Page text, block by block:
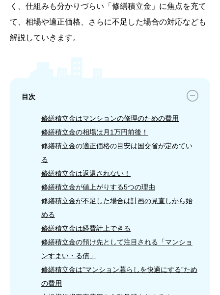
く、仕組みも分かりづらい「修繕積立金」に焦点を充て
て、相場や適正価格、さらに不足した場合の対応なども
解説していきます。
目次
修繕積立金はマンションの修理のための費用
修繕積立金の相場は月1万円前後！
修繕積立金の適正価格の目安は国交省が定めてい
る
修繕積立金は返還されない！
修繕積立金が値上がりする5つの理由
修繕積立金が不足した場合は計画の見直しから始
める
修繕積立金は経費計上できる
修繕積立金の預け先として注目される「マンショ
ンすまい・る債」
修繕積立金は”マンション暮らしを快適にする”ため
の費用